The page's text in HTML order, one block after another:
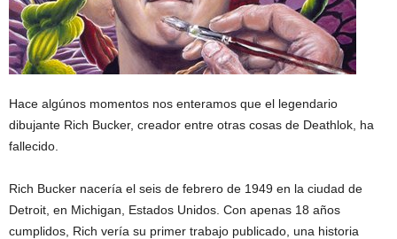
Hace algúnos momentos nos enteramos que el legendario
dibujante Rich Bucker, creador entre otras cosas de Deathlok, ha
fallecido.
Rich Bucker nacería el seis de febrero de 1949 en la ciudad de
Detroit, en Michigan, Estados Unidos. Con apenas 18 años
cumplidos, Rich vería su primer trabajo publicado, una historia